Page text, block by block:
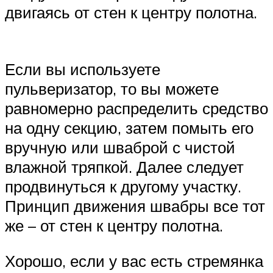
двигаясь от стен к центру полотна.
Если вы используете
пульверизатор, то вы можете
равномерно распределить средство
на одну секцию, затем помыть его
вручную или шваброй с чистой
влажной тряпкой. Далее следует
продвинуться к другому участку.
Принцип движения швабры все тот
же – от стен к центру полотна.
Хорошо, если у вас есть стремянка